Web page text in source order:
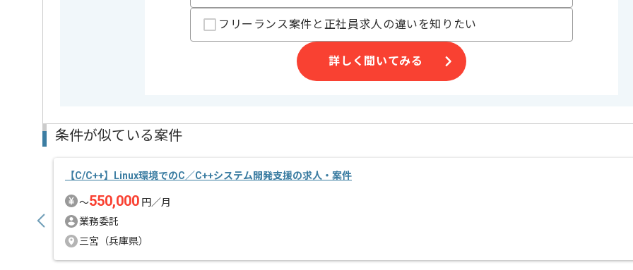
フリーランス案件と正社員求人の違いを知りたい
詳しく聞いてみる
条件が似ている案件
【C/C++】Linux環境でのC／C++システム開発支援の求人・案件
〜550,000 円／月
業務委託
三宮（兵庫県）